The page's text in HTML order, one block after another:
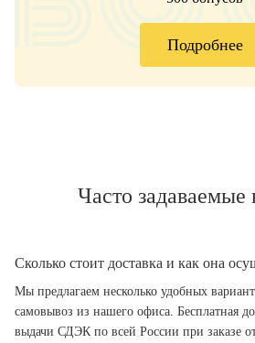
Подробнее
Часто задаваемые
Сколько стоит доставка и как она
Мы предлагаем несколько удобных
самовывоз из нашего офиса. Бесплатная
выдачи СДЭК по всей России при заказе